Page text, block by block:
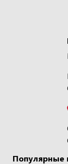
Популярные